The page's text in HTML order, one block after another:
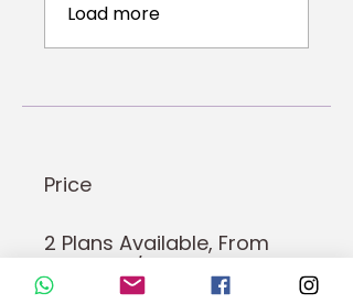
Load more
Price
2 Plans Available, From
R$350.00/month